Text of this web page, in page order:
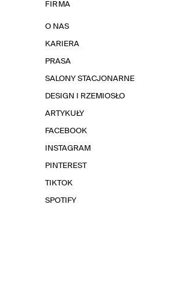
FIRMA
O NAS
KARIERA
PRASA
SALONY STACJONARNE
DESIGN I RZEMIOSŁO
ARTYKUŁY
FACEBOOK
INSTAGRAM
PINTEREST
TIKTOK
SPOTIFY